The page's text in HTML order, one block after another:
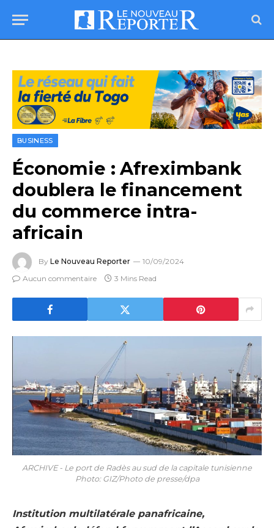
BUSINESS
Économie : Afreximbank
doublera le financement
du commerce intra-
africain
By Le Nouveau Reporter
10/09/2024
Aucun commentaire
3 Mins Read
ARCHIVE - Le port de Radès au sud de la capitale tunisienne
Photo: GIZ/Photo de presse/dpa
Institution multilatérale panafricaine,